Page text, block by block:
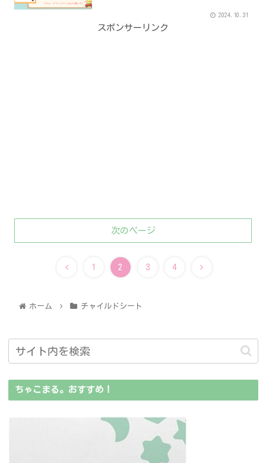
2024.10.31
スポンサーリンク
次のページ
1 2 3 4
ホーム チャイルドシート
ちゃこまる。おすすめ！